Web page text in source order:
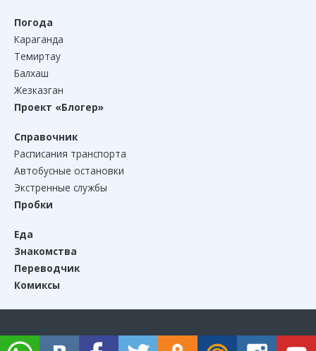
Погода
Караганда
Темиртау
Балхаш
Жезказган
Проект «Блогер»
Справочник
Расписания транспорта
Автобусные остановки
Экстренные службы
Пробки
Еда
Знакомства
Переводчик
Комиксы